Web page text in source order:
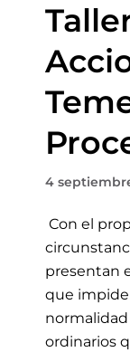
4
Con el
presentan
que
ordinarios